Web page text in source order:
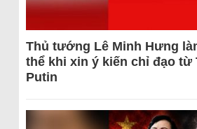
Thủ tướng Lê Minh Hưng
thể khi xin ý kiến chỉ đạo từ
Putin